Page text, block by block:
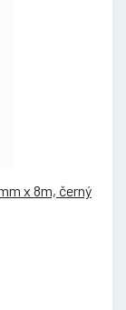
x 8m, černý